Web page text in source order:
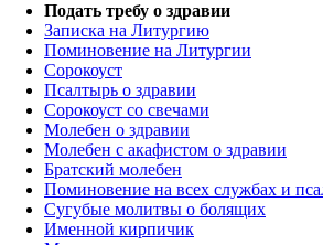
Подать требу о здравии
Записка на Литургию
Поминовение на Литургии
Сорокоуст
Псалтырь о здравии
Сорокоуст со свечами
Молебен о здравии
Молебен с акафистом о здравии
Братский молебен
Поминовение на всех службах и
Сугубые молитвы о болящих
Именной кирпичик